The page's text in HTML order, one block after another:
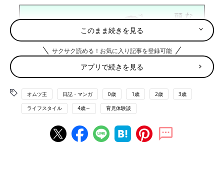
このまま続きを見る
サクサク読める！お気に入り記事を登録可能
アプリで続きを見る
オムツ王 日記・マンガ 0歳 1歳 2歳 3歳
ライフスタイル 4歳～ 育児体験談